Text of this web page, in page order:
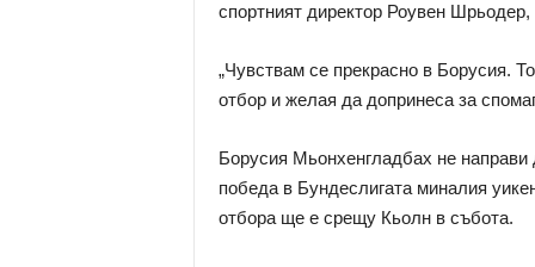
спортният директор Роувен
„Чувствам се прекрасно в Борусия.
отбор и желая да допринеса за
Борусия Мьонхенгладбах не направи
победа в Бундеслигата миналия
отбора ще е срещу Кьолн в събота.